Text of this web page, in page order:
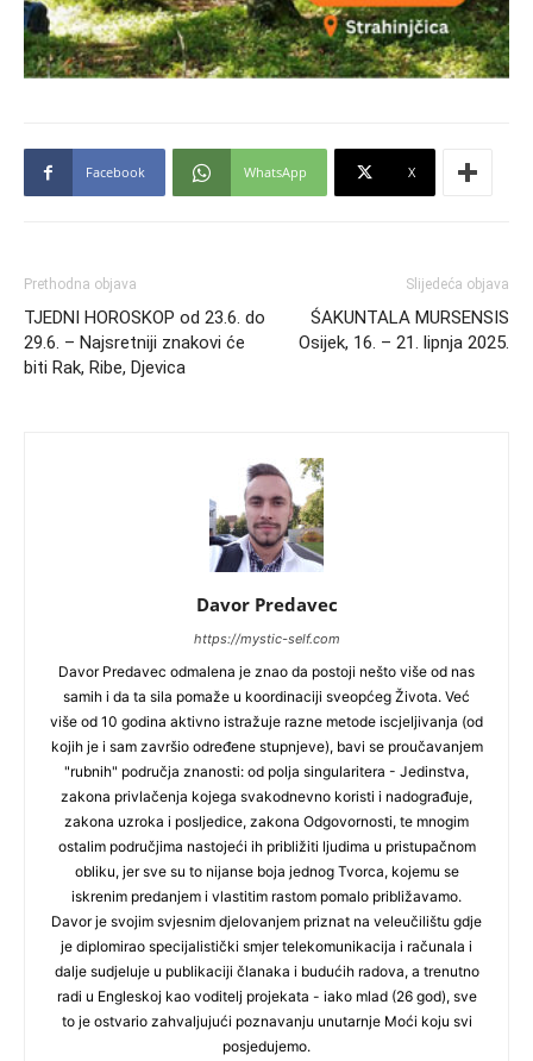
Facebook WhatsApp X
Prethodna objava
TJEDNI HOROSKOP od 23.6. do
29.6. – Najsretniji znakovi će
biti Rak, Ribe, Djevica
Slijedeća objava
ŚAKUNTALA MURSENSIS
Osijek, 16. – 21. lipnja 2025.
Davor Predavec
https://mystic-self.com
Davor Predavec odmalena je znao da postoji nešto više od nas
samih i da ta sila pomaže u koordinaciji sveopćeg Života. Već
više od 10 godina aktivno istražuje razne metode iscjeljivanja (od
kojih je i sam završio određene stupnjeve), bavi se proučavanjem
"rubnih" područja znanosti: od polja singularitera - Jedinstva,
zakona privlačenja kojega svakodnevno koristi i nadograđuje,
zakona uzroka i posljedice, zakona Odgovornosti, te mnogim
ostalim područjima nastojeći ih približiti ljudima u pristupačnom
obliku, jer sve su to nijanse boja jednog Tvorca, kojemu se
iskrenim predanjem i vlastitim rastom pomalo približavamo.
Davor je svojim svjesnim djelovanjem priznat na veleučilištu gdje
je diplomirao specijalistički smjer telekomunikacija i računala i
dalje sudjeluje u publikaciji članaka i budućih radova, a trenutno
radi u Engleskoj kao voditelj projekata - iako mlad (26 god), sve
to je ostvario zahvaljujući poznavanju unutarnje Moći koju svi
posjedujemo.